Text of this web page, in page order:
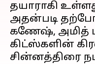
தயாராகி
அதன்படி
கணேஷ், அமித்
கிட்ஸ்களின்
சின்னத்திரை